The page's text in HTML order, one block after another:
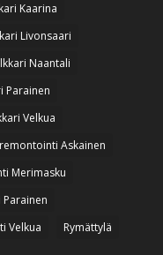
Kaarina
Livonsaari
Naantali
Parainen
Velkua
remontointi Askainen
Merimasku
Velkua Rymättylä